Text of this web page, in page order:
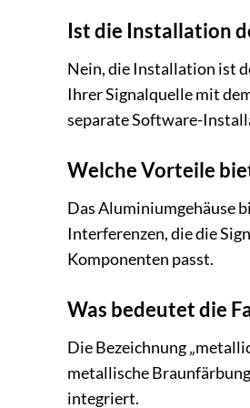
Ist die Installation
Nein, die Installation ist
Ihrer Signalquelle mit
separate Software-
Welche Vorteile
Das Aluminiumgehäuse
Interferenzen, die die
Komponenten passt.
Was bedeutet die
Die Bezeichnung
metallische
integriert.